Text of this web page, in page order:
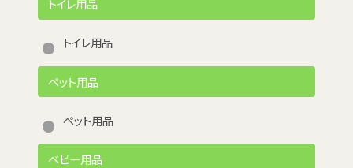
トイレ用品
トイレ用品
ペット用品
ペット用品
ベビー用品